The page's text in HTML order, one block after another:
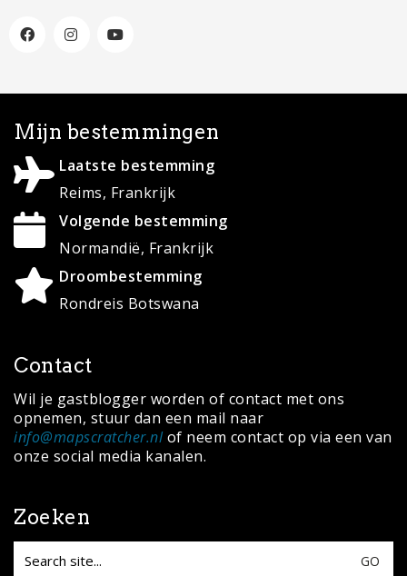
Mijn bestemmingen
Laatste bestemming
Reims, Frankrijk
Volgende bestemming
Normandië, Frankrijk
Droombestemming
Rondreis Botswana
Contact
Wil je gastblogger worden of contact met ons
opnemen, stuur dan een mail naar
info@mapscratcher.nlof neem contact op via een van
onze social media kanalen.
Zoeken
Search